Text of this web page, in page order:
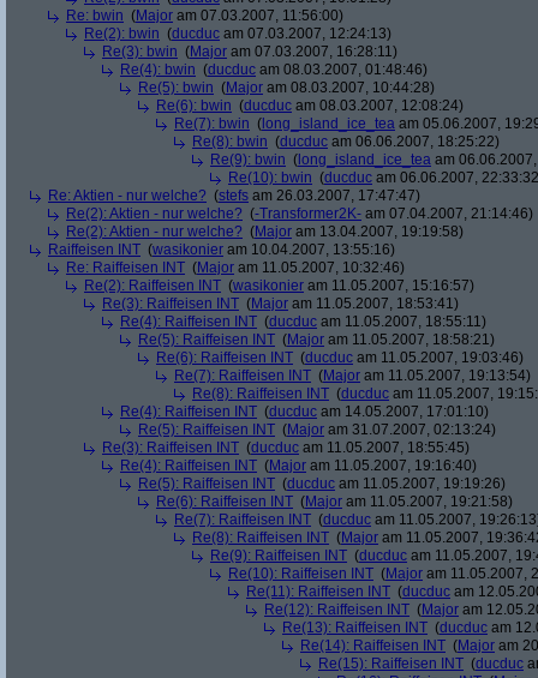
Re: bwin (Major am 07.03.2007, 11:56:00)
Re(2): bwin (ducduc am 07.03.2007, 12:24:13)
Re(3): bwin (Major am 07.03.2007, 16:28:11)
Re(4): bwin (ducduc am 08.03.2007, 01:48:46)
Re(5): bwin (Major am 08.03.2007, 10:44:28)
Re(6): bwin (ducduc am 08.03.2007, 12:08:24)
Re(7): bwin ( long_island_ice_tea am 05.06.2007,
Re(8): bwin (ducduc am 06.06.2007, 18:25:22)
Re(9): bwin ( long_island_ice_tea am
Re(10): bwin (ducduc am 06.06.2007,
Re: Aktien - nur welche? (stefs am 26.03.2007, 17:47:47)
Re(2): Aktien - nur welche? (-Transformer2K- am 07.04.2007, 21:14:46)
Re(2): Aktien - nur welche? (Major am 13.04.2007, 19:19:58)
Raiffeisen INT (wasikonier am 10.04.2007, 13:55:16)
Re: Raiffeisen INT (Major am 11.05.2007, 10:32:46)
Re(2): Raiffeisen INT (wasikonier am 11.05.2007, 15:16:57)
Re(3): Raiffeisen INT (Major am 11.05.2007, 18:53:41)
Re(4): Raiffeisen INT (ducduc am 11.05.2007, 18:55:11)
Re(5): Raiffeisen INT (Major am 11.05.2007, 18:58:21)
Re(6): Raiffeisen INT (ducduc am 11.05.2007, 19:03:46)
Re(7): Raiffeisen INT (Major am 11.05.2007, 19:13:54)
Re(8): Raiffeisen INT (ducduc am 11.05.2007,
Re(4): Raiffeisen INT (ducduc am 14.05.2007, 17:01:10)
Re(5): Raiffeisen INT (Major am 31.07.2007, 02:13:24)
Re(3): Raiffeisen INT (ducduc am 11.05.2007, 18:55:45)
Re(4): Raiffeisen INT (Major am 11.05.2007, 19:16:40)
Re(5): Raiffeisen INT (ducduc am 11.05.2007, 19:19:26)
Re(6): Raiffeisen INT (Major am 11.05.2007, 19:21:58)
Re(7): Raiffeisen INT (ducduc am 11.05.2007,
Re(8): Raiffeisen INT (Major am 11.05.2007,
Re(9): Raiffeisen INT (ducduc am 11.05.2007,
Re(10): Raiffeisen INT (Major am 11.05.2007,
Re(11): Raiffeisen INT (ducduc am
Re(12): Raiffeisen INT (Major am
Re(13): Raiffeisen INT (ducduc am
Re(14): Raiffeisen INT (Major am
Re(15): Raiffeisen INT (ducduc